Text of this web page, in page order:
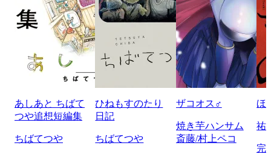
あしあと ちばて
つや追想短編集
ちばてつや
ひねもすのたり
日記
ちばてつや
ザコオス♂
焼き芋ハンサム
斎藤/村上ペコ
ほ
祐
完